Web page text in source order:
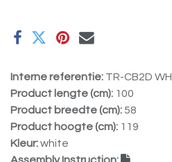
Interne referentie: TR-CB2D WH
Product lengte (cm): 100
Product breedte (cm):58
Product hoogte (cm): 119
Kleur:white